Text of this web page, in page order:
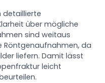
detaillierte
über mögliche
sind weitaus
Röntgenaufnahmen, da
liefern. Damit lässt
leicht